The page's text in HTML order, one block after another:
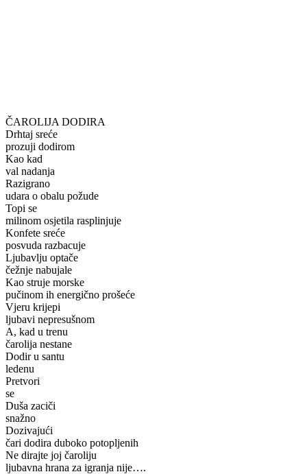
ČAROLIJA DODIRA
Drhtaj sreće
prozuji dodirom
Kao kad
val nadanja
Razigrano
udara o obalu požude
Topi se
milinom osjetila rasplinjuje
Konfete sreće
posvuda razbacuje
Ljubavlju optače
čežnje nabujale
Kao struje morske
pučinom ih energično prošeće
Vjeru krijepi
ljubavi nepresušnom
A, kad u trenu
čarolija nestane
Dodir u santu
ledenu
Pretvori
se
Duša zaciči
snažno
Dozivajući
čari dodira duboko potopljenih
Ne dirajte joj čaroliju
ljubavna hrana za igranja nije….